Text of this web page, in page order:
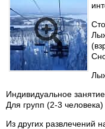
Индивидуальное
Для групп (2-3
Из других развлечений